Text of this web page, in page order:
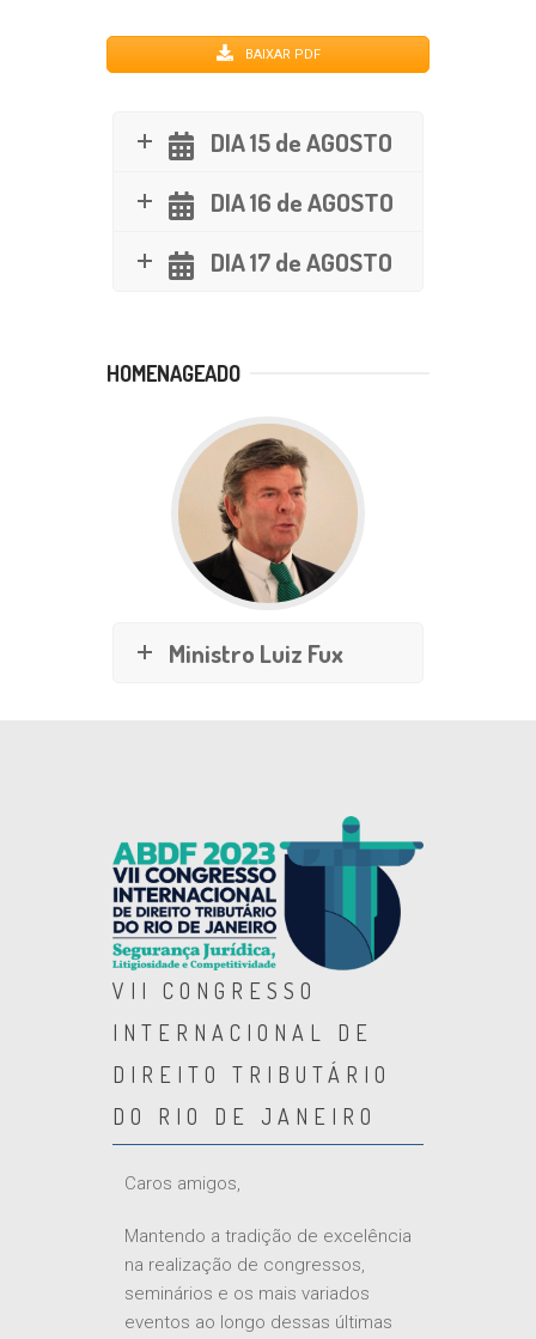
BAIXAR PDF
DIA 15 de AGOSTO
DIA 16 de AGOSTO
DIA 17 de AGOSTO
HOMENAGEADO
Ministro Luiz Fux
VII CONGRESSO
INTERNACIONAL DE
DIREITO TRIBUTÁRIO
DO RIO DE JANEIRO
Caros amigos,
Mantendo a tradição de excelência
na realização de congressos,
seminários e os mais variados
eventos ao longo dessas últimas